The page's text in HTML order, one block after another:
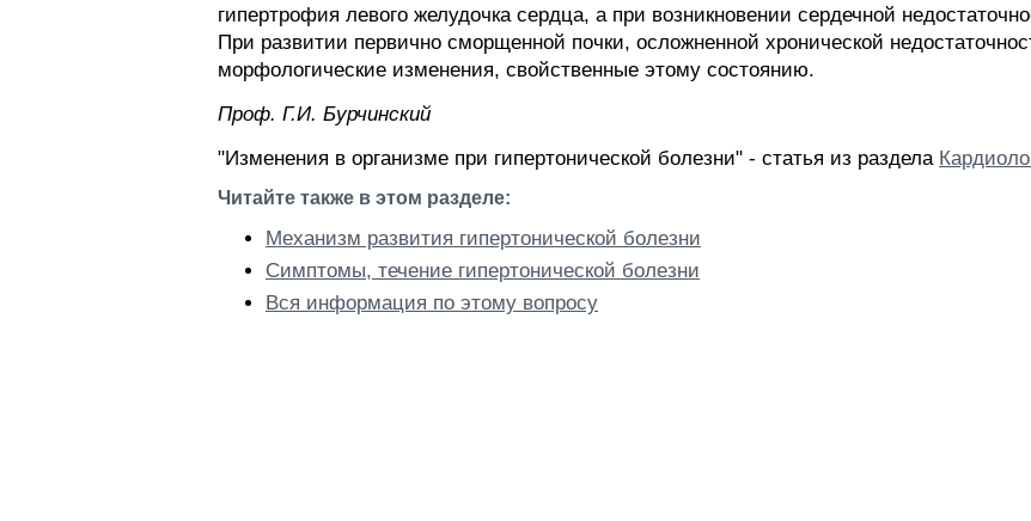
гипертрофия левого желудочка сердца, а при возникновении сердечной
При развитии первично сморщенной почки, осложненной хронической
морфологические изменения, свойственные этому состоянию.
Проф. Г.И. Бурчинский
"Изменения в организме при гипертонической болезни" - статья из раздела
Читайте также в этом разделе:
Механизм развития гипертонической болезни
Симптомы, течение гипертонической болезни
Вся информация по этому вопросу